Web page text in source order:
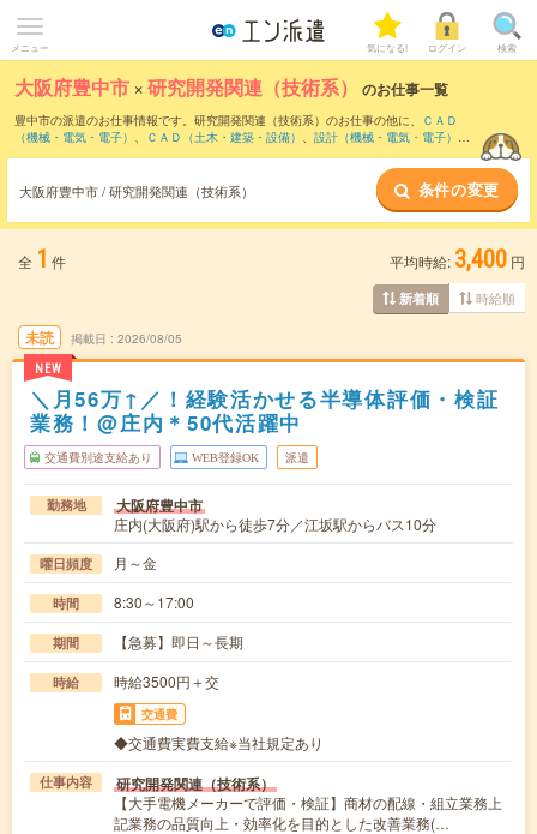
メニュー 気になる! ログイン 検索
大阪府豊中市 ×研究開発関連（技術系） のお仕事一覧
豊中市の派遣のお仕事情報です。研究開発関連（技術系）のお仕事の他に、
ＣＡＤ
（機械・電気・電子） 、 ＣＡＤ（土木・建築・設備） 、 設計（機械・電気・電子） な
研究開発関連（技術系）のお仕事と
は？とは？
大阪府豊中市 / 研究開発関連（技術系） 条件の変更
全 1 件 平均時給: 3,400 円
新着順 時給順
未読
NEW
掲載日 2026/08/05
＼月56万↑／！経験活かせる半導体評価・検証
業務！@庄内＊50代活躍中
交通費別途支給あり WEB登録OK 派遣
勤務地 大阪府豊中市
庄内(大阪府)駅から徒歩7分／江坂駅からバス10分
曜日頻度 月～金
時間 8:30～17:00
期間 【急募】即日～長期
時給 時給3500円＋交
交通費
◆交通費実費支給※当社規定あり
仕事内容 研究開発関連（技術系）
【大手電機メーカーで評価・検証】商材の配線・組立業務上
記業務の品質向上・効率化を目的とした改善業務(…